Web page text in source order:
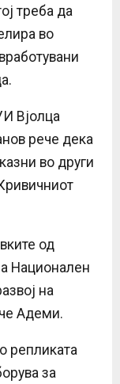
треба да
во
Вјолца
рече дека
во други
од
Национален
на
Адеми.
репликата
за